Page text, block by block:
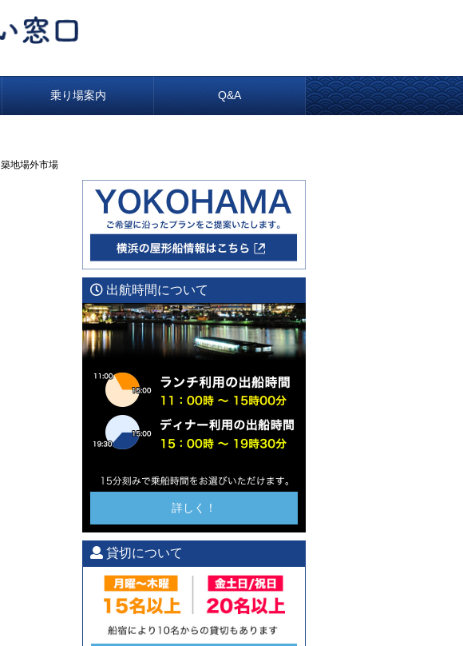
乗り場案内 Q&A
築地場外市場
出航時間について
詳しく！
貸切について